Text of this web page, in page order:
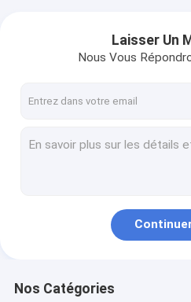
Laisser Un
Nous Vous
Nos Catégories